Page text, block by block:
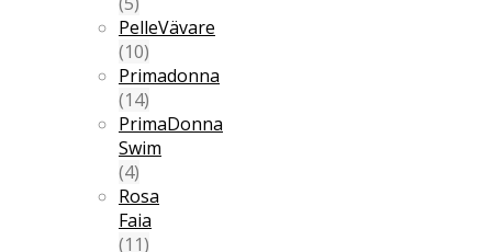
PelleVävare
(10)
Primadonna
(14)
PrimaDonna
Swim
(4)
Rosa
Faia
(11)